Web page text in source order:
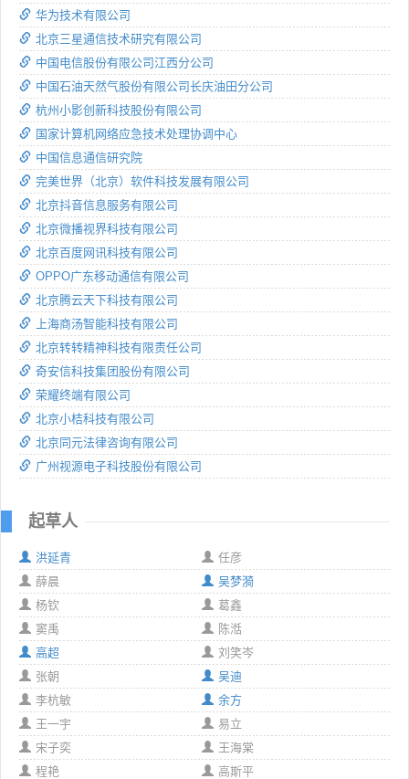
华为技术有限公司
北京三星通信技术研究有限公司
中国电信股份有限公司江西分公司
中国石油天然气股份有限公司长庆油田分公司
杭州小影创新科技股份有限公司
国家计算机网络应急技术处理协调中心
中国信息通信研究院
完美世界（北京）软件科技发展有限公司
北京抖音信息服务有限公司
北京微播视界科技有限公司
北京百度网讯科技有限公司
OPPO广东移动通信有限公司
北京腾云天下科技有限公司
上海商汤智能科技有限公司
北京转转精神科技有限责任公司
奇安信科技集团股份有限公司
荣耀终端有限公司
北京小桔科技有限公司
北京同元法律咨询有限公司
广州视源电子科技股份有限公司
起草人
洪延青
任彦
薛晨
吴梦漪
杨钦
葛鑫
窦禹
陈湉
高超
刘笑岑
张朝
吴迪
李杭敏
余方
王一宇
易立
宋子奕
王海棠
程艳
高斯平